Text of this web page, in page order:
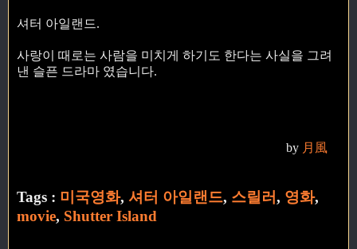
셔터 아일랜드.
사랑이 때로는 사람을 미치게 하기도 한다는 사실을 그려
낸 슬픈 드라마 였습니다.
by 月風
Tags : 미국영화, 셔터 아일랜드, 스릴러, 영화,
movie, Shutter Island